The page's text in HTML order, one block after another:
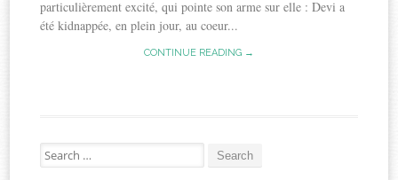
particulièrement excité, qui pointe son arme sur elle : Devi a
été kidnappée, en plein jour, au coeur...
CONTINUE READING →
Search
for: